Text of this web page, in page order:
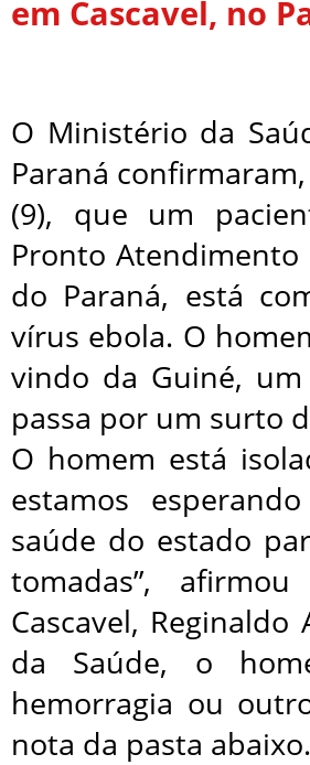
em Cascavel, no
O Ministério da
Paraná
(9), que um
Pronto Atendimento
do Paraná, está
vírus ebola. O
vindo da Guiné,
passa por um surto
O homem está
estamos
saúde do estado
tomadas”,
Cascavel,
da Saúde, o
hemorragia ou
nota da pasta abaixo.